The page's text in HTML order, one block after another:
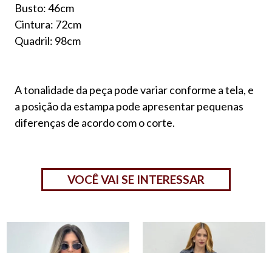
Busto: 46cm
Cintura: 72cm
Quadril: 98cm
A tonalidade da peça pode variar conforme a tela, e
a posição da estampa pode apresentar pequenas
diferenças de acordo com o corte.
VOCÊ VAI SE INTERESSAR